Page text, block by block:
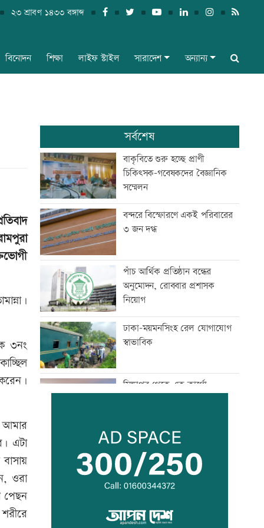
২৩ শ্রাবণ ১৪৩৩ বঙ্গাব্দ
বিনোদন শিক্ষা লাইফ স্টাইল সারাদেশ অন্যান্য
৩নং
আমার
এটা
ওরা
পেছন
সর্বশেষ
বাকৃবিতে শুরু হচ্ছে প্রাণী
চিকিৎসক-গবেষকদের বৈজ্ঞানিক
সম্মেলন
বন্দরে বিস্ফোরণে একই পরিবারের
৩ জন দগ্ধ
পাঁচ আর্থিক প্রতিষ্ঠান বন্ধের
অনুমোদন, রোববার প্রশাসক
নিয়োগ
ঢাকা-ময়মনসিংহ রেল যোগাযোগ
স্বাভাবিক
সিঙ্গাপুর থেকে এক কার্গো
মান্দায় ২৯৬ বোতলসহ দুই মাদক
কারবারি আটক
অপপ্রচারের বিরুদ্ধে সতর্ক করল